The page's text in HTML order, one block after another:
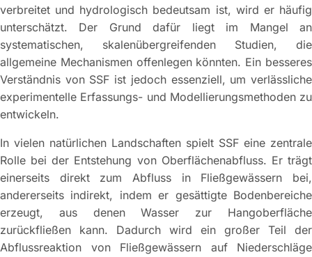
verbreitet und hydrologisch bedeutsam ist, wird er häufig
unterschätzt. Der Grund dafür liegt im Mangel an
systematischen, skalenübergreifenden Studien, die
allgemeine Mechanismen offenlegen könnten. Ein besseres
Verständnis von SSF ist jedoch essenziell, um verlässliche
experimentelle Erfassungs- und Modellierungsmethoden zu
entwickeln.
In vielen natürlichen Landschaften spielt SSF eine zentrale
Rolle bei der Entstehung von Oberflächenabfluss. Er trägt
einerseits direkt zum Abfluss in Fließgewässern bei,
andererseits indirekt, indem er gesättigte Bodenbereiche
erzeugt, aus denen Wasser zur Hangoberfläche
zurückfließen kann. Dadurch wird ein großer Teil der
Abflussreaktion von Fließgewässern auf Niederschläge